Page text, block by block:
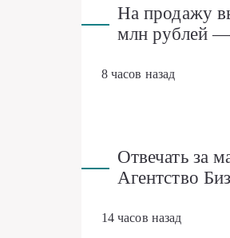
На продажу
млн рублей —
8 часов назад
Отвечать за
Агентство
14 часов назад